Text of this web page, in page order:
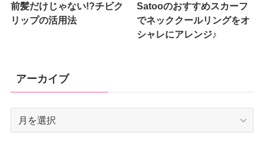
前髪だけじゃない!?チビク
リップの活用法
Satooのおすすめスカーフ
でネッククールリングをオ
シャレにアレンジ♪
アーカイブ